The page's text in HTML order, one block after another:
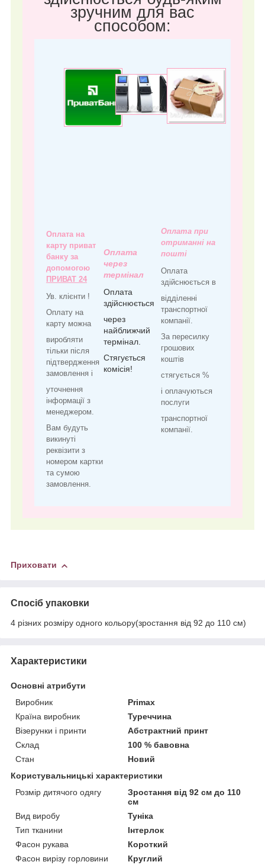
зручним для вас
способом:
Оплата на
карту приват
банку за
допомогою
ПРИВАТ 24
Ув. клієнти !
Оплату на
карту можна
виробляти
тільки після
підтвердження
замовлення і
уточнення
інформації з
менеджером.
Вам будуть
викинуті
реквізити з
номером картки
та сумою
замовлення.
Оплата
через
термінал
Оплата
здійснюється
через
найближчий
термінал.
Стягується
комісія!
Оплата при
отриманні на
пошті
Оплата
здійснюється в
відділенні
транспортної
компанії.
За пересилку
грошових
коштів
стягується %
і оплачуються
послуги
транспортної
компанії.
Приховати
Спосіб упаковки
4 різних розміру одного кольору(зростання від 92 до 110 см)
Характеристики
Основні атрибути
Виробник
Primax
Країна виробник
Туреччина
Візерунки і принти
Абстрактний принт
Склад
100 % бавовна
Стан
Новий
Користувальницькі характеристики
Розмір дитячого одягу
Зростання від 92 см до 110
см
Вид виробу
Туніка
Тип тканини
Інтерлок
Фасон рукава
Короткий
Фасон вирізу горловини
Круглий